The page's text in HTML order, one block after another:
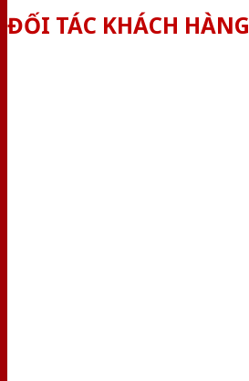
ĐỐI TÁC KHÁCH HÀNG